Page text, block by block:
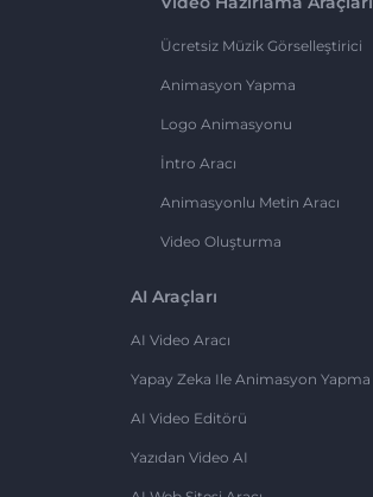
Ücretsiz Müzik Görselleştirici
Animasyon Yapma
Logo Animasyonu
İntro Aracı
Animasyonlu Metin Aracı
Video Oluşturma
AI Araçları
AI Video Aracı
Yapay Zeka Ile Animasyon Yapma
AI Video Editörü
Yazıdan Video AI